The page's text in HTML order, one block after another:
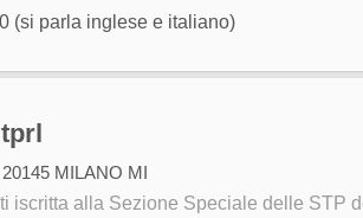
(si parla inglese e italiano)
MILANO MI
iscritta alla Sezione Speciale delle STP